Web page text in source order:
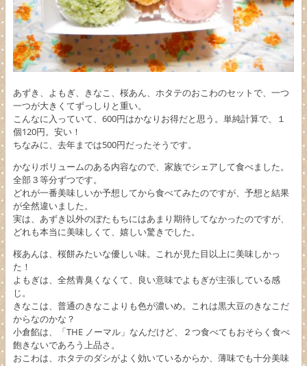
あずき、よもぎ、きなこ、桜あん、ホタテのおこわのセットで、一つ
一つが大きくてずっしりと重い。
こんなに入っていて、600円はかなりお得だと思う。単純計算で、１
個120円。安い！
ちなみに、去年までは500円だったそうです。
かなりボリュームのある内容なので、家族でシェアして食べました。
全部３等分ずつです。
どれが一番美味しいか予想してから食べてみたのですが、予想と結果
が全然違いました。
実は、あずき以外のぼたもちにはあまり期待してなかったのですが、
どれも本当に美味しくて、嬉しい驚きでした。
桜あんは、桜餅みたいな優しい味。これが見た目以上に美味しかっ
た！
よもぎは、全然青臭くなくて、良い意味でよもぎが主張している感
じ。
きなこは、普通のきなこよりも色が濃いめ。これは黒大豆のきなこだ
からなのかな？
小倉餡は、「THE ノーマル」なんだけど、２つ食べてもおそらく食べ
飽きないであろう上品さ。
おこわは、ホタテのダシがよく効いているからか、薄味でも十分美味